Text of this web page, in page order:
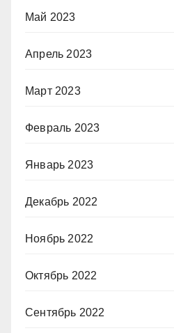
Май 2023
Апрель 2023
Март 2023
Февраль 2023
Январь 2023
Декабрь 2022
Ноябрь 2022
Октябрь 2022
Сентябрь 2022